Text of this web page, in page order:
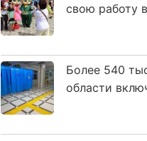
свою работу
Более 540
области